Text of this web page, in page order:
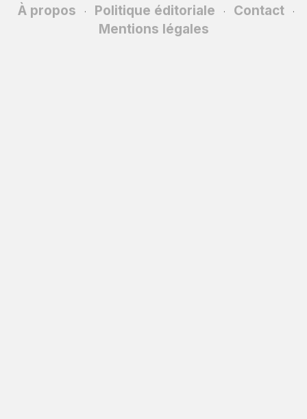
À propos · Politique éditoriale · Contact ·
Mentions légales